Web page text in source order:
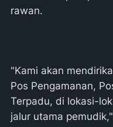
rawan.
"Kami akan
Pos Pengamanan,
Terpadu, di lokasi-
jalur utama